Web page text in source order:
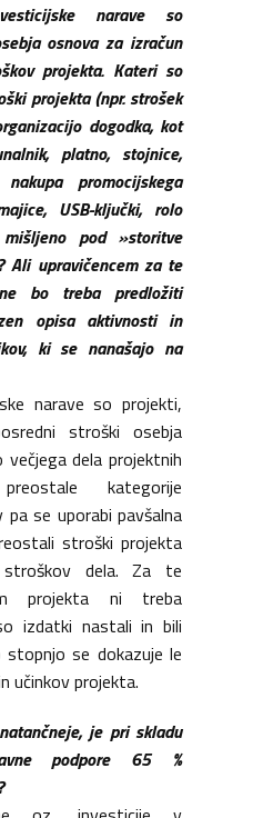
narave so
osnova za izračun
projekta. Kateri so
projekta (npr. strošek
dogodka, kot
platno, stojnice,
promocijskega
USB-ključki, rolo
pod »storitve
Ali upravičencem za te
bo treba predložiti
opisa aktivnosti in
ki se nanašajo na
narave so projekti,
stroški osebja
dela projektnih
kategorije
se uporabi pavšalna
stroški projekta
dela. Za te
projekta ni treba
izdatki nastali in bili
stopnjo se dokazuje le
učinkov projekta.
je pri skladu
podpore 65 %